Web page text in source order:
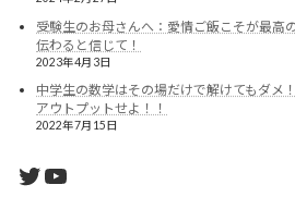
受験生のお母さんへ：愛情ご飯こそが最高
伝わると信じて！
2023年4月3日
中学生の数学はその場だけで解けてもダメ
アウトプットせよ！！
2022年7月15日
Twitter
YouTube